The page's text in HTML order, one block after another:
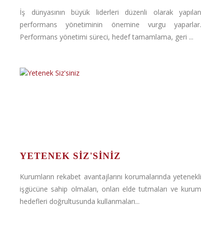
İş dünyasının büyük liderleri düzenli olarak yapılan
performans yönetiminin önemine vurgu yaparlar.
Performans yönetimi süreci, hedef tamamlama, geri ...
YETENEK SIZ'SINIZ
Kurumların rekabet avantajlarını korumalarında yetenekli
işgücüne sahip olmaları, onları elde tutmaları ve kurum
hedefleri doğrultusunda kullanmaları...